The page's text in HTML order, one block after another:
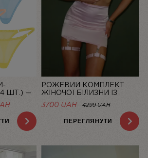
4 ШТ.) —
VITA”
ПОТОЧНА
ЦІНА:
2199 UAH.
РОЖЕВИЙ КОМПЛЕКТ
ЖІНОЧОЇ БІЛИЗНИ ІЗ
СІТОЧКИ ЗІ СПІДНИЦЕЮ
BASIC PINK | LINIYA
3700 UAH 4299 UAH
ПЕРЕГЛЯНУТИ